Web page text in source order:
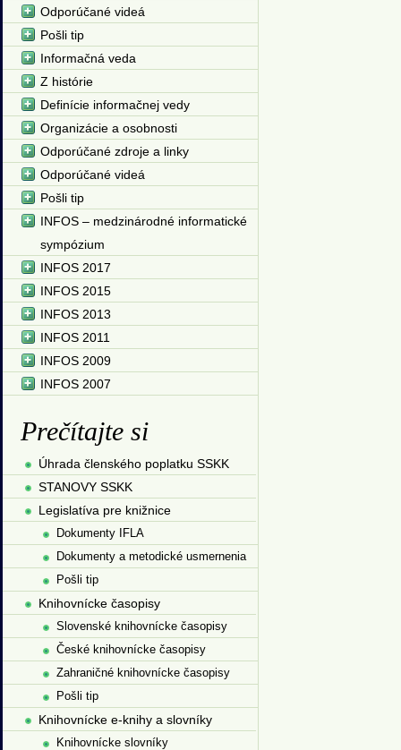
Odporúčané videá
Pošli tip
Informačná veda
Z histórie
Definície informačnej vedy
Organizácie a osobnosti
Odporúčané zdroje a linky
Odporúčané videá
Pošli tip
INFOS – medzinárodné informatické
sympózium
INFOS 2017
INFOS 2015
INFOS 2013
INFOS 2011
INFOS 2009
INFOS 2007
Prečítajte si
Úhrada členského poplatku SSKK
STANOVY SSKK
Legislatíva pre knižnice
Dokumenty IFLA
Dokumenty a metodické usmernenia
Pošli tip
Knihovnícke časopisy
Slovenské knihovnícke časopisy
České knihovnícke časopisy
Zahraničné knihovnícke časopisy
Pošli tip
Knihovnícke e-knihy a slovníky
Knihovnícke slovníky